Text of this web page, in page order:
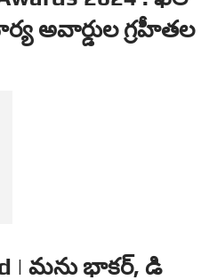
అవార్డుల గ్రహీతల
| మను భాకర్, డి